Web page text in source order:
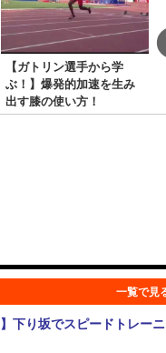
【ガトリン選手から学
ぶ！】爆発的加速を生み
出す膝の使い方！
】下り坂でスピードトレー